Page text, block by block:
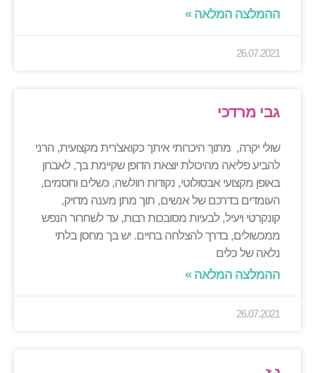
ההמלצה המלאה »
26.07.2021
גבי מרדכי
שולי יקרה, מתוך היכרותי איתך כקואצ'רית מקצועית, הרני
להביע פליאה מהיכולת יוצאת הדופן שקיימת בך, לאבחן
באופן מקצועי אבסולוטי, נקודות חולשה, כשלים וחסמים,
העומדים בדרכם של אנשים, תוך מתן מענה מדויק,
קונקרטי ויעיל, לבעיות מסובכות רבות, עד לשחרור הנפש
ממכשולים, בדרך להצלחה בחיים. יש בך מחסן בלתי
נלאה של כלים
ההמלצה המלאה »
26.07.2021